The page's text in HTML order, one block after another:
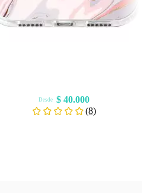
Desde $40.000
(8)